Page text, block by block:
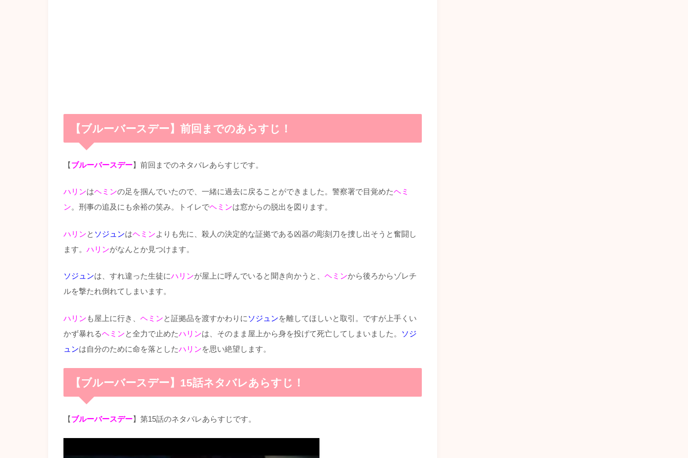
【ブルーバースデー】前回までのあらすじ！
【ブルーバースデー】前回までのネタバレあらすじです。
ハリンはヘミンの足を掴んでいたので、一緒に過去に戻ることができました。警察署で目覚めたヘミ
ン。刑事の追及にも余裕の笑み。トイレでヘミンは窓からの脱出を図ります。
ハリンと ソジュンはヘミンよりも先に、殺人の決定的な証拠である凶器の彫刻刀を捜し出そうと奮闘し
ます。 ハリンがなんとか見つけます。
ソジュンは、すれ違った生徒にハリンが屋上に呼んでいると聞き向かうと、 ヘミンから後ろからゾレチ
ルを撃たれ倒れてしまいます。
ハリン も屋上に行き、 ヘミンと証拠品を渡すかわりに ソジュンを離してほしいと取引。ですが上手くい
かず暴れるヘミンと全力で止めたハリンは、そのまま屋上から身を投げて死亡してしまいました。
ソジ
ュンは自分のために命を落としたハリンを思い絶望します。
【ブルーバースデー】15話ネタバレあらすじ！
【ブルーバースデー】第15話のネタバレあらすじです。